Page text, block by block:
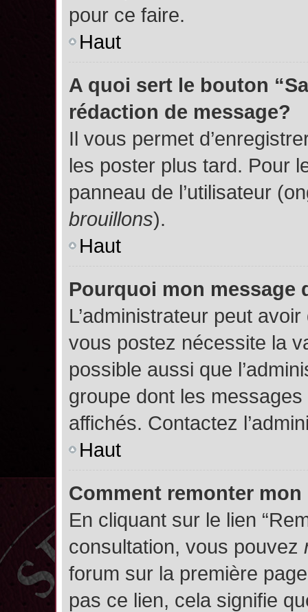
pour ce faire.
Haut
A quoi sert le bouton
rédaction de message?
Il vous permet
les poster plus tard. Pour
panneau de l’utilisateur
brouillons).
Haut
Pourquoi mon message
L’administrateur peut
vous postez nécessite la
possible aussi que
groupe dont les
affichés. Contactez
Haut
Comment remonter
En cliquant sur le lien
consultation, vous pouvez
forum sur la première
pas ce lien, cela signifie